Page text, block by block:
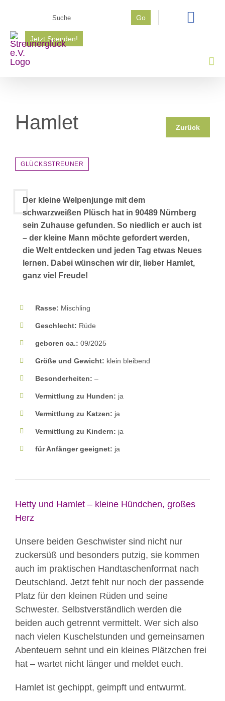
springen
Go
Jetzt Spenden!
Hamlet Zurück
GLÜCKSSTREUNER
Der kleine Welpenjunge mit dem
schwarzweißen Plüsch hat in 90489 Nürnberg
sein Zuhause gefunden. So niedlich er auch ist
– der kleine Mann möchte gefordert werden,
die Welt entdecken und jeden Tag etwas Neues
lernen. Dabei wünschen wir dir, lieber Hamlet,
ganz viel Freude!
Rasse: Mischling
Geschlecht: Rüde
geboren ca.: 09/2025
Größe und Gewicht: klein bleibend
Besonderheiten: –
Vermittlung zu Hunden: ja
Vermittlung zu Katzen: ja
Vermittlung zu Kindern: ja
für Anfänger geeignet: ja
Hetty und Hamlet – kleine Hündchen, großes
Herz
Unsere beiden Geschwister sind nicht nur
zuckersüß und besonders putzig, sie kommen
auch im praktischen Handtaschenformat nach
Deutschland. Jetzt fehlt nur noch der passende
Platz für den kleinen Rüden und seine
Schwester. Selbstverständlich werden die
beiden auch getrennt vermittelt. Wer sich also
nach vielen Kuschelstunden und gemeinsamen
Abenteuern sehnt und ein kleines Plätzchen frei
hat – wartet nicht länger und meldet euch.
Hamlet ist gechippt, geimpft und entwurmt.